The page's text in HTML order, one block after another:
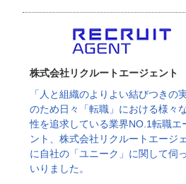
株式会社リクルートエージェント
「人と組織のよりよい結びつきの実
のため日々「転職」における様々
性を追求している業界NO.1転職エ
ント、株式会社リクルートエージ
に自社の「ユニーク」に関して伺
いりました。